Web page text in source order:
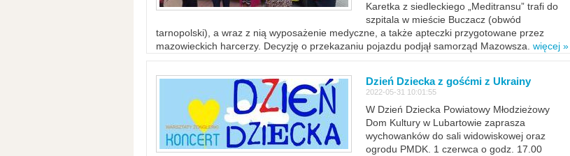
Karetka z siedleckiego „Meditransu” trafi do
szpitala w mieście Buczacz (obwód
tarnopolski), a wraz z nią wyposażenie medyczne, a także apteczki przygotowane przez
mazowieckich harcerzy. Decyzję o przekazaniu pojazdu podjął samorząd Mazowsza. więcej »
Dzień Dziecka z gośćmi z Ukrainy
2022-05-31 10:01:55
W Dzień Dziecka Powiatowy Młodzieżowy
Dom Kultury w Lubartowie zaprasza
wychowanków do sali widowiskowej oraz
ogrodu PMDK. 1 czerwca o godz. 17.00